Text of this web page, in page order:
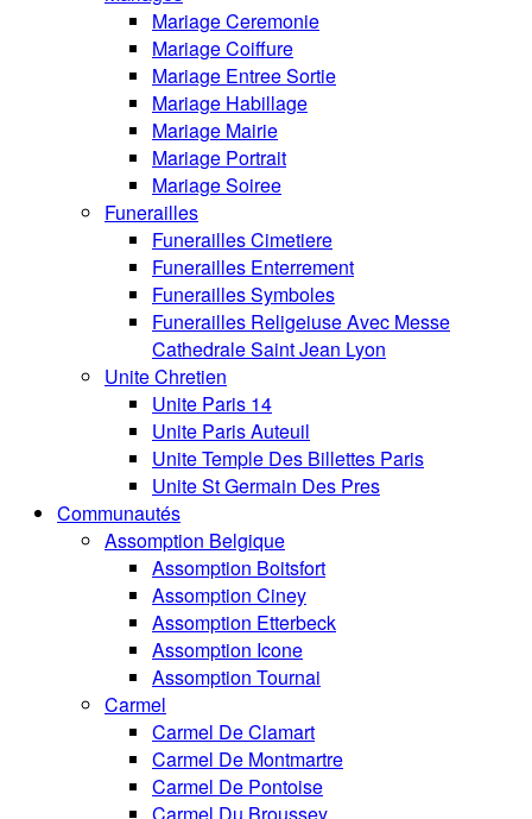
Mariage Ceremonie
Mariage Coiffure
Mariage Entree Sortie
Mariage Habillage
Mariage Mairie
Mariage Portrait
Mariage Soiree
Funerailles
Funerailles Cimetiere
Funerailles Enterrement
Funerailles Symboles
Funerailles Religeiuse Avec Messe
Cathedrale Saint Jean Lyon
Unite Chretien
Unite Paris 14
Unite Paris Auteuil
Unite Temple Des Billettes Paris
Unite St Germain Des Pres
Communautés
Assomption Belgique
Assomption Boitsfort
Assomption Ciney
Assomption Etterbeck
Assomption Icone
Assomption Tournai
Carmel
Carmel De Clamart
Carmel De Montmartre
Carmel De Pontoise